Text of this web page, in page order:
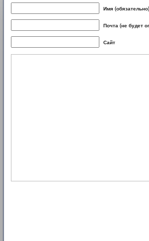
Имя (обязательно)
Почта (не будет
Сайт